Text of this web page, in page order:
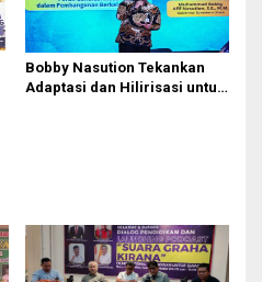
Bobby Nasution Tekankan
Adaptasi dan Hilirisasi untuk